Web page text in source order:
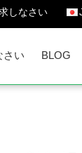
しなさい
さい BLOG